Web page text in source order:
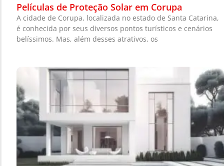
Películas de Proteção Solar em Corupa
A cidade de Corupa, localizada no estado de Santa Catarina,
é conhecida por seus diversos pontos turísticos e cenários
belíssimos. Mas, além desses atrativos, os